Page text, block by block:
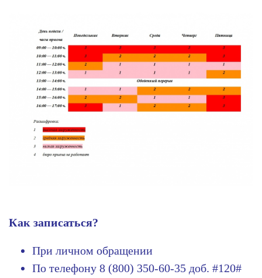
Как записаться?
При личном обращении
По телефону 8 (800) 350-60-35 доб. #120#